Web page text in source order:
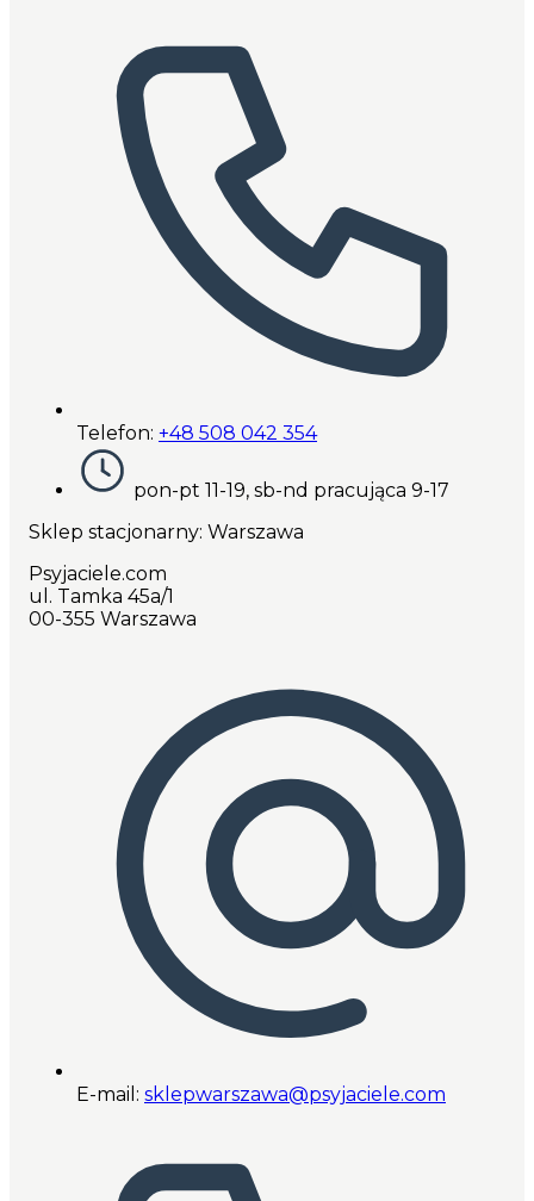
Telefon: +48 508 042 354
pon-pt 11-19, sb-nd pracująca 9-17
Sklep stacjonarny: Warszawa
Psyjaciele.com
ul. Tamka 45a/1
00-355 Warszawa
E-mail: sklepwarszawa@psyjaciele.com